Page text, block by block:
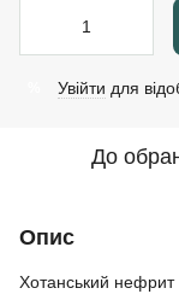
Увійти для
До
Опис
Хотанський нефрит